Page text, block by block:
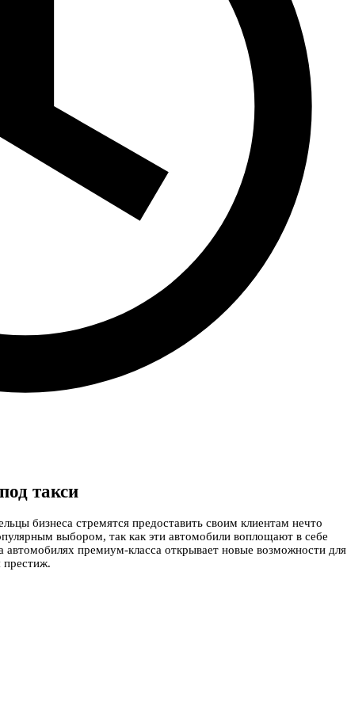
такси
бизнеса стремятся предоставить своим клиентам нечто
выбором, так как эти автомобили воплощают в себе
автомобилях премиум-класса открывает новые возможности для
престиж.